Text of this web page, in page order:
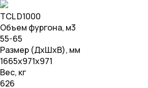
TCL D1000
Объем фургона, м3
55-65
Размер (ДхШхВ), мм
1665х971х971
Вес, кг
626